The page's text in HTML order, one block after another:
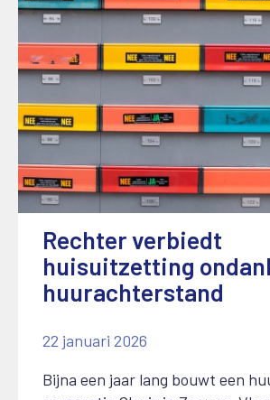
Rechter verbiedt
huisuitzetting
huurachterstand
22 januari 2026
Bijna een jaar lang bouwt een